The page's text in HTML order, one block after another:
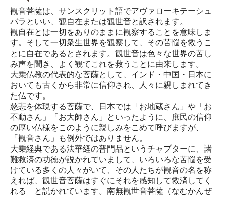
観音菩薩は、サンスクリット語でアヴァローキテーシュ
バラといい、観自在または観世音と訳されます。
観自在とは一切をありのままに観察することを意味しま
す。そして一切衆生世界を観察して、その苦悩を救うこ
とに自在であるとされます。観世音は色々な世界の苦し
み声を聞き、よく観てこれを救うことに由来します。
大乗仏教の代表的な菩薩として、インド・中国・日本に
おいても古くから非常に信仰され、人々に親しまれてき
た仏です。
慈悲を体現する菩薩で、日本では「お地蔵さん」や「お
不動さん」「お大師さん」といったように、庶民の信仰
の厚い仏様をこのように親しみをこめて呼びますが、
「観音さん」も例外ではありません。
大乗経典である法華経の普門品というチャプターに、諸
難救済の功徳が説かれていまして、いろいろな苦悩を受
けている多くの人々がいて、その人たちが観音の名を称
えれば、観世音菩薩はすぐにそれを感知して救済してく
れる と説かれています。南無観世音菩薩（なむかんぜ